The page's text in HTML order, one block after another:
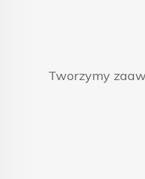
Tworzymy